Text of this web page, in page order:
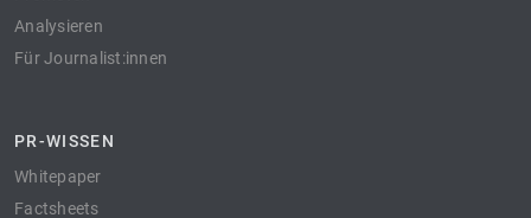
Analysieren
Für Journalist:innen
PR-WISSEN
Whitepaper
Factsheets